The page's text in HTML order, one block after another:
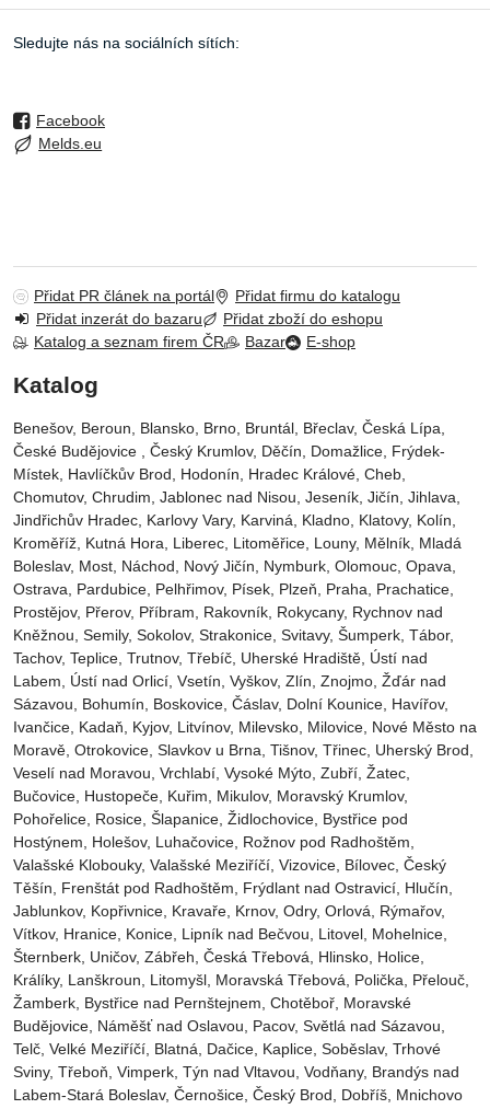
Sledujte nás na sociálních sítích:
Facebook
Melds.eu
Přidat PR článek na portál
Přidat firmu do katalogu
Přidat inzerát do bazaru
Přidat zboží do eshopu
Katalog a seznam firem ČR
Bazar E-shop
Katalog
Benešov, Beroun, Blansko, Brno, Bruntál, Břeclav, Česká Lípa‎,
České Budějovice‎ , Český Krumlov‎, Děčín‎, Domažlice‎, Frýdek-
Místek‎, Havlíčkův Brod‎, Hodonín, Hradec Králové‎, Cheb‎,
Chomutov‎, Chrudim‎, Jablonec nad Nisou‎, Jeseník‎, Jičín‎, Jihlava,
Jindřichův Hradec‎, Karlovy Vary‎, Karviná‎, Kladno‎, Klatovy‎, Kolín‎,
Kroměříž‎, Kutná Hora‎, Liberec‎, Litoměřice‎, Louny‎, Mělník‎, Mladá
Boleslav‎, Most‎, Náchod‎, Nový Jičín‎, Nymburk‎, Olomouc‎, Opava,
Ostrava‎, Pardubice‎, Pelhřimov‎, Písek‎‎, Plzeň‎‎‎, Praha‎, Prachatice‎,
Prostějov‎, Přerov‎, Příbram‎, Rakovník‎, Rokycany, Rychnov nad
Kněžnou, Semily‎, Sokolov‎, Strakonice, Svitavy, Šumperk, Tábor,
Tachov, Teplice, Trutnov‎, Třebíč, Uherské Hradiště, Ústí nad
Labem‎, Ústí nad Orlicí‎, Vsetín, Vyškov, Zlín, Znojmo, Žďár nad
Sázavou, Bohumín, Boskovice‎, Čáslav‎, Dolní Kounice‎, Havířov‎,
Ivančice‎, Kadaň, Kyjov, Litvínov‎, Milevsko‎, Milovice‎, Nové Město na
Moravě‎, Otrokovice‎‎, Slavkov u Brna‎, Tišnov‎, Třinec‎, Uherský Brod‎,
Veselí nad Moravou‎, Vrchlabí‎, Vysoké Mýto‎, Zubří‎, Žatec‎,
Bučovice, Hustopeče, Kuřim, Mikulov, Moravský Krumlov,
Pohořelice, Rosice, Šlapanice, Židlochovice, Bystřice pod
Hostýnem, Holešov, Luhačovice, Rožnov pod Radhoštěm,
Valašské Klobouky, Valašské Meziříčí, Vizovice, Bílovec, Český
Těšín, Frenštát pod Radhoštěm, Frýdlant nad Ostravicí, Hlučín,
Jablunkov, Kopřivnice, Kravaře, Krnov, Odry, Orlová, Rýmařov,
Vítkov, Hranice, Konice, Lipník nad Bečvou, Litovel, Mohelnice,
Šternberk, Uničov, Zábřeh, Česká Třebová, Hlinsko, Holice,
Králíky, Lanškroun, Litomyšl, Moravská Třebová, Polička, Přelouč,
Žamberk, Bystřice nad Pernštejnem, Chotěboř, Moravské
Budějovice, Náměšť nad Oslavou, Pacov, Světlá nad Sázavou,
Telč, Velké Meziříčí, Blatná, Dačice, Kaplice, Soběslav, Trhové
Sviny, Třeboň, Vimperk, Týn nad Vltavou, Vodňany, Brandýs nad
Labem-Stará Boleslav, Černošice, Český Brod, Dobříš, Mnichovo